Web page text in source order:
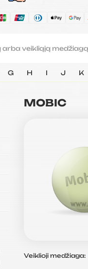
G H I J K
MOBIC
Veiklioji medžiaga: